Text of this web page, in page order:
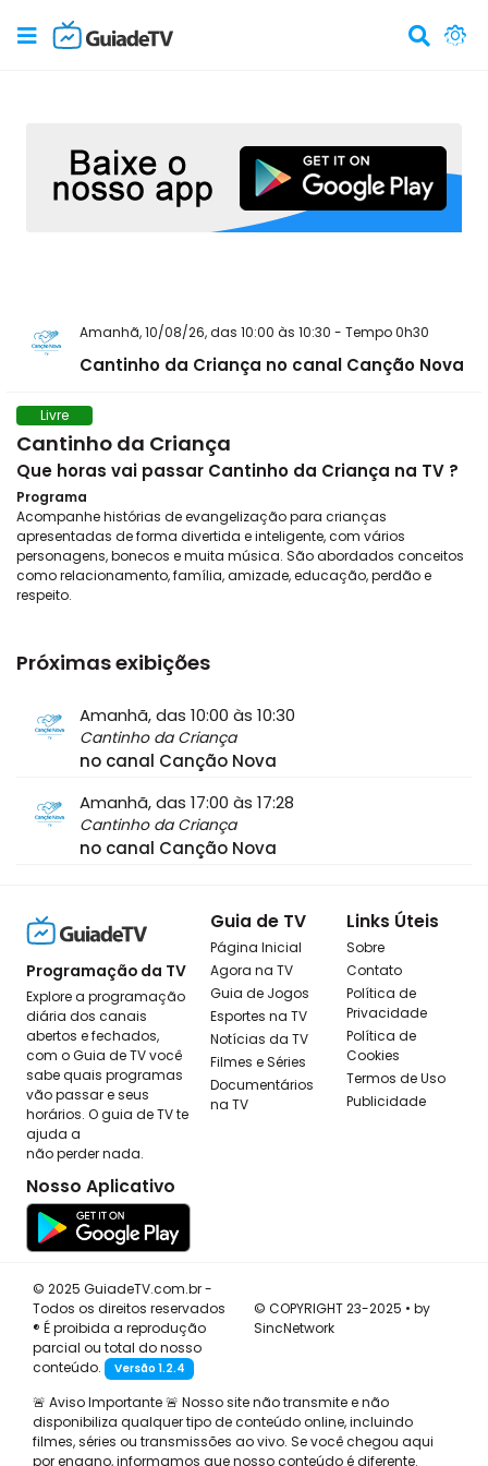
Amanhã, 10/08/26, das 10:00 às 10:30 - Tempo 0h30
Cantinho da Criança no canal Canção Nova
Livre
Cantinho da Criança
Que horas vai passar Cantinho da Criança na TV ?
Programa
Acompanhe histórias de evangelização para crianças
apresentadas de forma divertida e inteligente, com vários
personagens, bonecos e muita música. São abordados conceitos
como relacionamento, família, amizade, educação, perdão e
respeito.
Próximas exibições
Amanhã, das 10:00 às 10:30
Cantinho da Criança
no canal Canção Nova
Amanhã, das 17:00 às 17:28
Cantinho da Criança
no canal Canção Nova
Programação da TV
Explore a programação
diária dos canais
abertos e fechados,
com o Guia de TV você
sabe quais programas
vão passar e seus
horários. O guia de TV te
ajuda a
não perder nada.
Nosso Aplicativo
Guia de TV
Página Inicial
Agora na TV
Guia de Jogos
Esportes na TV
Notícias da TV
Filmes e Séries
Documentários
na TV
Links Úteis
Sobre
Contato
Política de
Privacidade
Política de
Cookies
Termos de Uso
Publicidade
© 2025 GuiadeTV.com.br -
Todos os direitos reservados
® É proibida a reprodução
parcial ou total do nosso
conteúdo.
Versão 1.2.4
© COPYRIGHT 23-2025 • by
SincNetwork
🚨 Aviso Importante 🚨 Nosso site não transmite e não
disponibiliza qualquer tipo de conteúdo online, incluindo
filmes, séries ou transmissões ao vivo. Se você chegou aqui
por engano, informamos que nosso conteúdo é diferente.